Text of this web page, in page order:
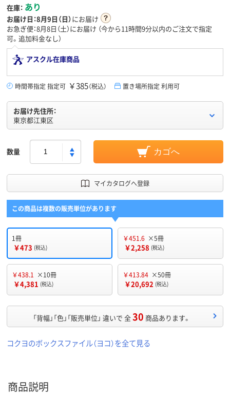
在庫： あり
お届け日：8月9日（日）にお届け
お急ぎ便：8月8日（土）にお届け （今から11時間8分以内のご注文で指定
可。追加料金なし）
アスクル在庫商品
時間帯指定 指定可 ￥385（税込） 置き場所指定 利用可
お届け先住所：
東京都江東区
数量 カゴへ
マイカタログへ登録
この商品は複数の販売単位があります
1冊
￥473 (税込)
￥451.6 ×5冊
￥2,258 (税込)
￥438.1 ×10冊
￥4,381 (税込)
￥413.84 ×50冊
￥20,692 (税込)
「背幅」「色」「販売単位」 違いで 全30 商品あります。
コクヨのボックスファイル（ヨコ）を全て見る
商品説明